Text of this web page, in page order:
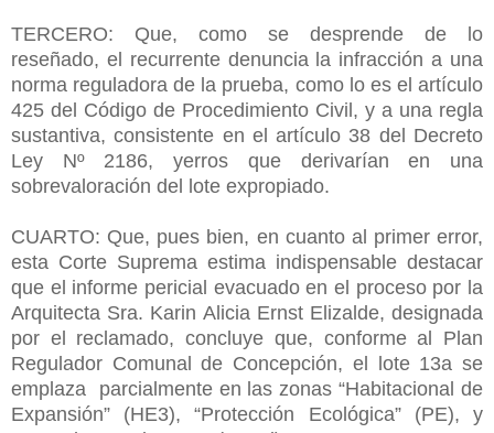
TERCERO: Que, como se desprende de lo
reseñado, el recurrente denuncia la infracción a una
norma reguladora de la prueba, como lo es el artículo
425 del Código de Procedimiento Civil, y a una regla
sustantiva, consistente en el artículo 38 del Decreto
Ley Nº 2186, yerros que derivarían en una
sobrevaloración del lote expropiado.
CUARTO: Que, pues bien, en cuanto al primer error,
esta Corte Suprema estima indispensable destacar
que el informe pericial evacuado en el proceso por la
Arquitecta Sra. Karin Alicia Ernst Elizalde, designada
por el reclamado, concluye que, conforme al Plan
Regulador Comunal de Concepción, el lote 13a se
emplaza parcialmente en las zonas “Habitacional de
Expansión” (HE3), “Protección Ecológica” (PE), y